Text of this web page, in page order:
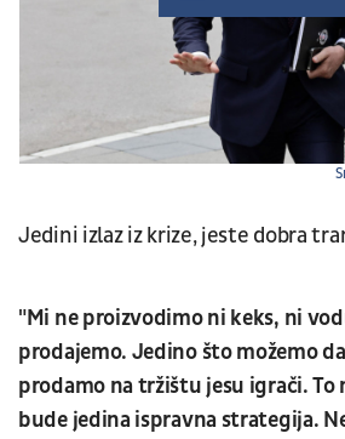
Jedini izlaz iz krize, jeste dobra
"Mi ne proizvodimo ni keks, ni
prodajemo. Jedino što možemo
prodamo na tržištu jesu igrači. To
bude jedina ispravna strategija.